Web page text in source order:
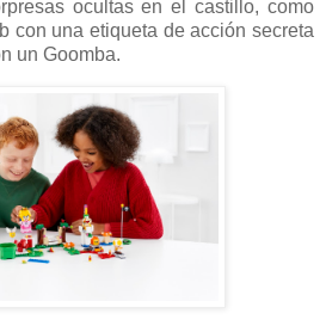
ocultas en el castillo, como
con una etiqueta de acción secreta
un Goomba.